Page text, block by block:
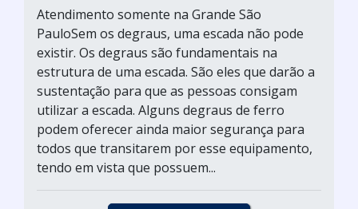
Atendimento somente na Grande São
PauloSem os degraus, uma escada não pode
existir. Os degraus são fundamentais na
estrutura de uma escada. São eles que darão a
sustentação para que as pessoas consigam
utilizar a escada. Alguns degraus de ferro
podem oferecer ainda maior segurança para
todos que transitarem por esse equipamento,
tendo em vista que possuem...